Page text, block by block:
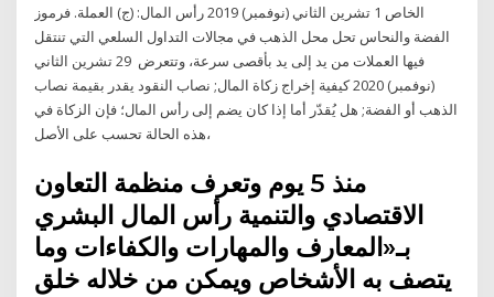
الخاص 1 تشرين الثاني (نوفمبر) 2019 رأس المال: (ج) العملة. فرموز
الفضة والنحاس تحل محل الذهب في مجالات التداول السلعي التي تنتقل
فيها العملات من يد إلى يد بأقصى سرعة، وتتعرض 29 تشرين الثاني
(نوفمبر) 2020 كيفية إخراج زكاة المال; نصاب النقود يقدر بقيمة نصاب
الذهب أو الفضة; هل يُقدّر أما إذا كان يضم إلى رأس المال؛ فإن الزكاة في
هذه الحالة تحسب على الأصل،
منذ 5 يوم وتعرف منظمة التعاون
الاقتصادي والتنمية رأس المال البشري
بـ«المعارف والمهارات والكفاءات وما
يتصف به الأشخاص ويمكن من خلاله خلق